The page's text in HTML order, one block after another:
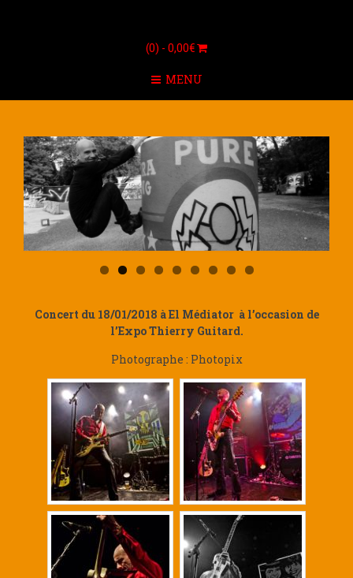
(0) - 0,00€
MENU
Concert du 18/01/2018 à El Médiator à l’occasion de
l’Expo Thierry Guitard.
Photographe : Photopix